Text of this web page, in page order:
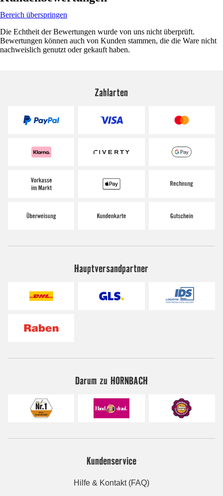
Bereich überspringen
Die Echtheit der Bewertungen wurde von uns nicht überprüft.
Bewertungen können auch von Kunden stammen, die die Ware nicht
nachweislich genutzt oder gekauft haben.
Zahlarten
Hauptversandpartner
Darum zu HORNBACH
Kundenservice
Hilfe & Kontakt (FAQ)